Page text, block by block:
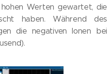
Werten gewartet, die
haben. Während des
die negativen Ionen bei